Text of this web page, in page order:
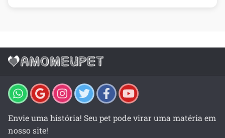
Envie uma história! Seu pet pode virar uma matéria em
nosso site!